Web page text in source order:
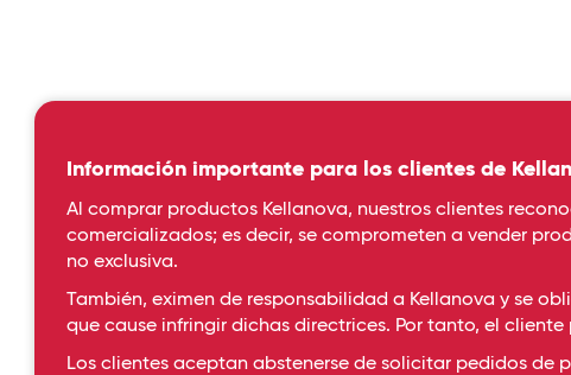
Información importante para los clientes de
Al comprar productos Kellanova, nuestros clientes
comercializados; es decir, se comprometen a vender
no exclusiva.
También, eximen de responsabilidad a Kellanova y se
que cause infringir dichas directrices. Por tanto, el
Los clientes aceptan abstenerse de solicitar pedidos